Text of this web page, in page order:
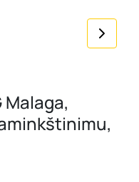
Malaga,